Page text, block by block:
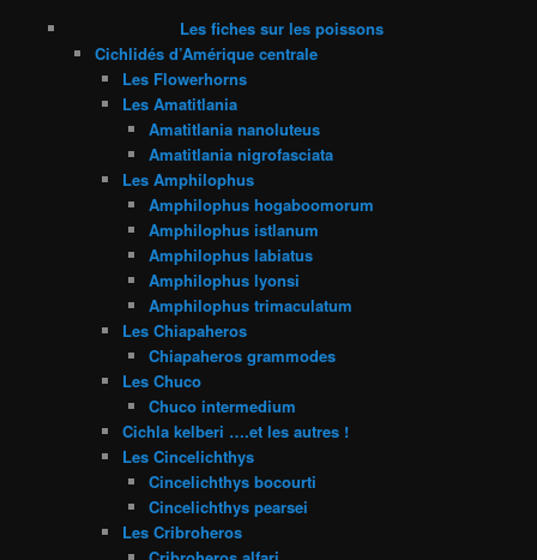
Les fiches sur les poissons
Cichlidés d’Amérique centrale
Les Flowerhorns
Les Amatitlania
Amatitlania nanoluteus
Amatitlania nigrofasciata
Les Amphilophus
Amphilophus hogaboomorum
Amphilophus istlanum
Amphilophus labiatus
Amphilophus lyonsi
Amphilophus trimaculatum
Les Chiapaheros
Chiapaheros grammodes
Les Chuco
Chuco intermedium
Cichla kelberi ….et les autres !
Les Cincelichthys
Cincelichthys bocourti
Cincelichthys pearsei
Les Cribroheros